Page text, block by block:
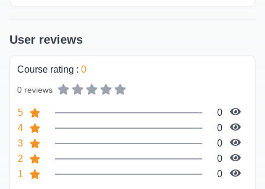
User reviews
Course rating : 0
0 reviews
5
0
4
0
3
0
2
0
1
0